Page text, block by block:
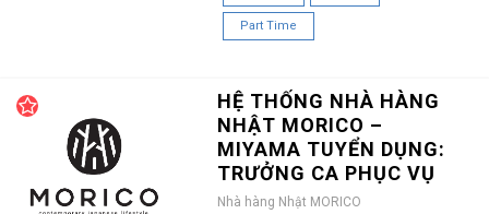
Part Time
HỆ THỐNG NHÀ HÀNG
NHẬT MORICO –
MIYAMA TUYỂN DỤNG:
TRƯỞNG CA PHỤC VỤ
Nhà hàng Nhật MORICO